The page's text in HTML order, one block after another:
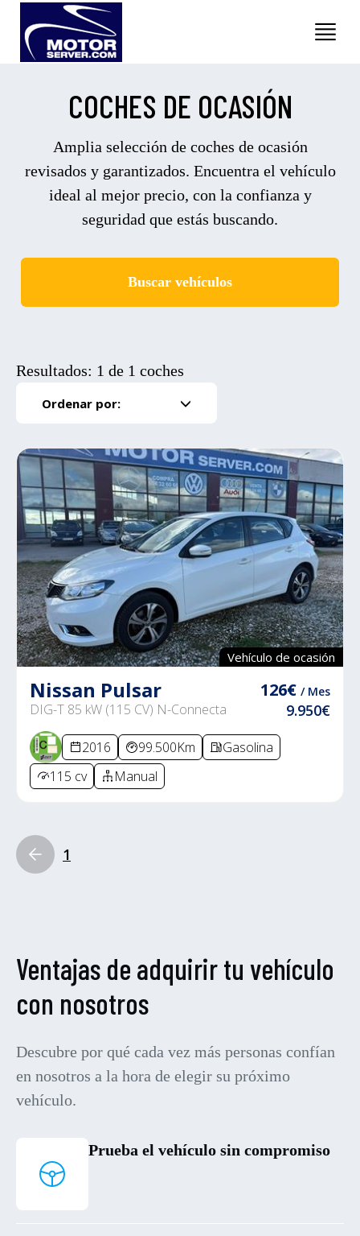
COCHES DE OCASIÓN
Amplia selección de coches de ocasión
revisados y garantizados. Encuentra el vehículo
ideal al mejor precio, con la confianza y
seguridad que estás buscando.
Buscar vehículos
Resultados: 1 de 1 coches
Ordenar por:
Vehículo de ocasión
Nissan Pulsar
DIG-T 85 kW (115 CV) N-Connecta
126€ / Mes
9.950€
2016 99.500Km
Gasolina
115 cv
Manual
1
Ventajas de adquirir tu vehículo
con nosotros
Descubre por qué cada vez más personas confían
en nosotros a la hora de elegir su próximo
vehículo.
Prueba el vehículo sin compromiso